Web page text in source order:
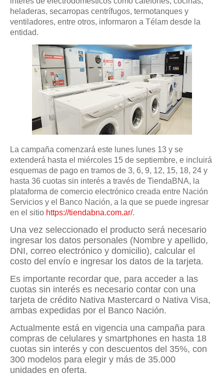
heladeras, secarropas centrífugos, termotanques y
ventiladores, entre otros, informaron a Télam desde la
entidad.
La campaña comenzará este lunes lunes 13 y se
extenderá hasta el miércoles 15 de septiembre, e incluirá
esquemas de pago en tramos de 3, 6, 9, 12, 15, 18, 24 y
hasta 36 cuotas sin interés a través de TiendaBNA, la
plataforma de comercio electrónico creada entre Nación
Servicios y el Banco Nación, a la que se puede ingresar
en el sitio https://tiendabna.com.ar/.
Una vez seleccionado el producto será necesario
ingresar los datos personales (Nombre y apellido,
DNI, correo electrónico y domicilio), calcular el
costo del envío e ingresar los datos de la tarjeta.
Es importante recordar que, para acceder a las
cuotas sin interés es necesario contar con una
tarjeta de crédito Nativa Mastercard o Nativa Visa,
ambas expedidas por el Banco Nación.
Actualmente está en vigencia una campaña para
compras de celulares y smartphones en hasta 18
cuotas sin interés y con descuentos del 35%, con
300 modelos para elegir y más de 35.000
unidades en oferta.